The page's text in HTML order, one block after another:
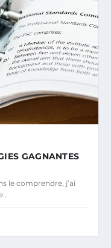
GAGNANTES
le comprendre, j’ai